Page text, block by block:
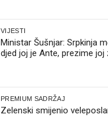
VIJESTI
Ministar Šušnjar: Srpkinja
djed joj je Ante, prezime joj
PREMIUM SADRŽAJ
Zelenski smijenio